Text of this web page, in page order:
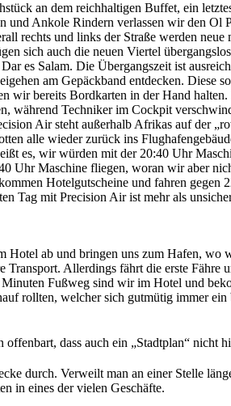
an dem reichhaltigen Buffet, ein
Ankole Rindern verlassen wir den Ol
rechts und links der Straße werden
sich auch die neuen Viertel
es Salam. Die Übergangszeit ist
am Gepäckband entdecken. Diese
bereits Bordkarten in der Hand
Techniker im Cockpit
Air steht außerhalb Afrikas auf der
alle wieder zurück ins
es, wir würden mit der 20:40 Uhr
Uhr Maschine fliegen, woran wir aber
Hotelgutscheine und fahren
Tag mit Precision Air ist mehr als
ab und bringen uns zum Hafen,
Allerdings fährt die erste
Fußweg sind wir im Hotel und
rollten, welcher sich gutmütig immer
dass auch ein „Stadtplan“ nicht
durch. Verweilt man an einer Stelle
in eines der vielen Geschäfte.